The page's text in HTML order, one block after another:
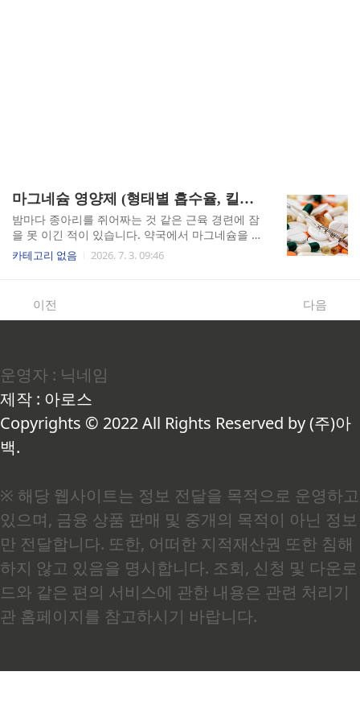
마그네슘 영양제 (형태별 흡수율, 킬레이트, 부작용)
밤마다 종아리를 쥐어짜는 것 같은 근육 경련에 잠
을 못 이긴 적이 있습니다. 약국에서 마그네슘을 사
먹었는데, 오히려 배가 뒤틀리고 하루 두세 번씩 묽
은 변을 보게 됐습니다. 알고 보니 문제는 마그네슘
품들이 전부 같다고 생각하셨다면, 이 글이 실질적
정, 근육 이완, ATP 에너지 생산까지 이 하나의 미
네랄이 담당하는 역할의 범위가 워낙 넓다 보니, 결
핍되면 신호가 여기저기서 동시에 터져 나옵니다
(출처: 대한영양의학회). 눈밑 떨림, 야간 근육 경
련, 만성 피로가 ..
카테고리 없음 2026. 7. 3. 09:46
이전 다음
운영자 : 닉네임
제작 : 아로스
Copyrights © 2022 All Rights Reserved by (주)아
백.
※ 해당 웹사이트는 정보 전달을 목적으로 운영하고
있으며, 금융 상품 판매 및 중개의 목적이 아닌 정보
만 전달합니다. 또한, 어떠한 지적재산권 또한 침해
하지 않고 있음을 명시합니다. 조회, 신청 및 다운로
드와 같은 편의 서비스에 관한 내용은 관련 처리기
관 홈페이지를 참고하시기 바랍니다.